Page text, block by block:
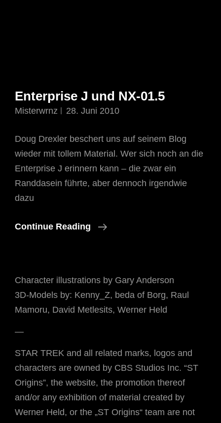
Enterprise J und NX-01.5
Misterwrnz 28. Juni 2010
Doug Drexler beschert uns auf seinem Blog
wieder mit tollem Material. Wer sich noch an die
Enterprise J erinnern kann – die zwar ein
Randdasein führte, aber dennoch irgendwie
dazu
Continue Reading
Enterprise
01.5
Character illustrations by Gary Anderson
3D-Models by: Kenny_Z, beda of Borg, Raul
Mamoru, David Metlesits, Werner Held
—
STAR TREK and all related marks, logos and
characters are owned by CBS Studios Inc. “ST
Origins”, the website, the promotion thereof
and/or any exhibition of material created by
Werner Held, or the „ST Origins“ team are not